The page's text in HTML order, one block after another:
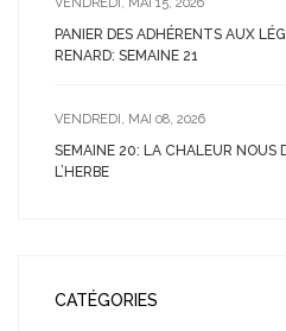
PANIER DES ADHÉRENTS AUX
RENARD: SEMAINE 21
VENDREDI, MAI 08, 2026
SEMAINE 20: LA CHALEUR NOUS
L’HERBE
CATÉGORIES